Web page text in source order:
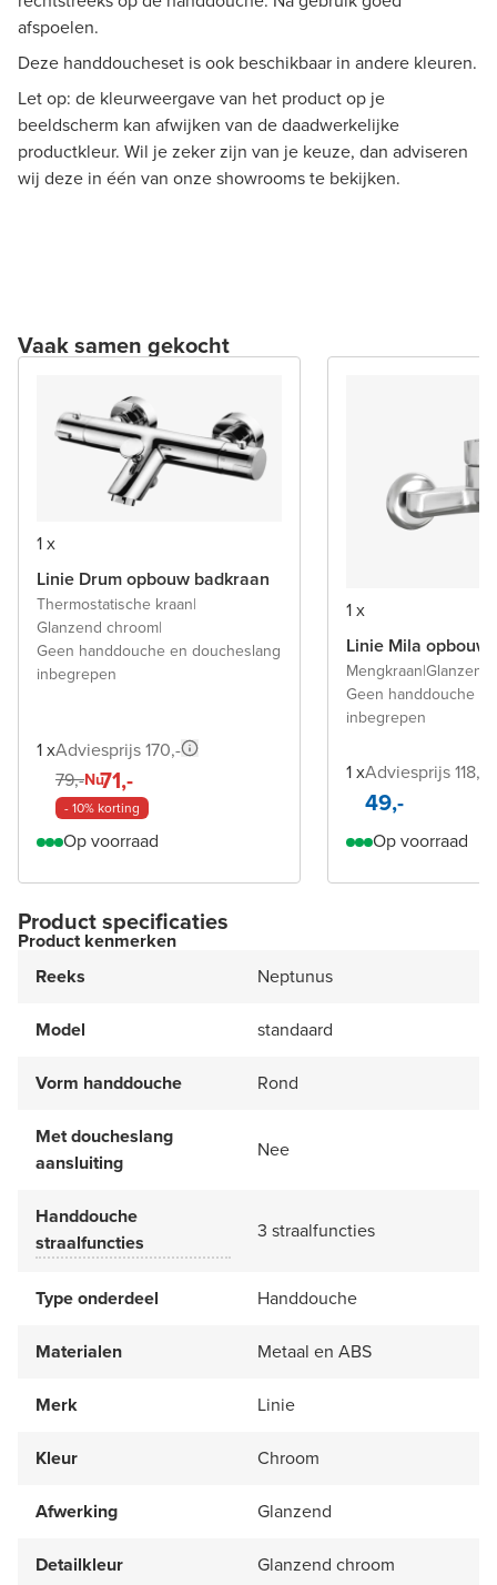
afspoelen.
Deze handdoucheset is ook beschikbaar in andere kleuren.
Let op: de kleurweergave van het product op je
beeldscherm kan afwijken van de daadwerkelijke
productkleur. Wil je zeker zijn van je keuze, dan adviseren
wij deze in één van onze showrooms te bekijken.
Vaak samen gekocht
1 x
Linie Drum opbouw badkraan
Thermostatische kraan|
Glanzend chroom|
Geen handdouche en doucheslang
inbegrepen
1 xAdviesprijs 170,-
79,-Nu71,-
- 10% korting
Op voorraad
1 x
Linie Mila opbouw
Mengkraan|
Geen handdouche
inbegrepen
1 xAdviesprijs 118,-
49,-
Op voorraad
Product specificaties
Product kenmerken
Reeks
Neptunus
Model standaard
Vorm handdouche Rond
Met doucheslang
aansluiting
Nee
Handdouche
straalfuncties
3 straalfuncties
Type onderdeel Handdouche
Materialen Metaal en ABS
Merk Linie
Kleur Chroom
Afwerking Glanzend
Detailkleur Glanzend chroom